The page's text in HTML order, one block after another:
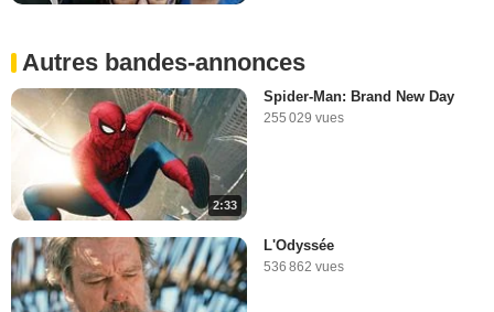
Autres bandes-annonces
2:33
Spider-Man: Brand New Day
255 029 vues
L'Odyssée
536 862 vues